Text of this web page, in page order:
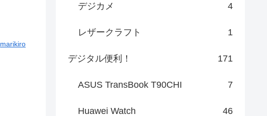
marikiro
デジカメ 4
レザークラフト 1
デジタル便利！ 171
ASUS TransBook T90CHI 7
Huawei Watch 46